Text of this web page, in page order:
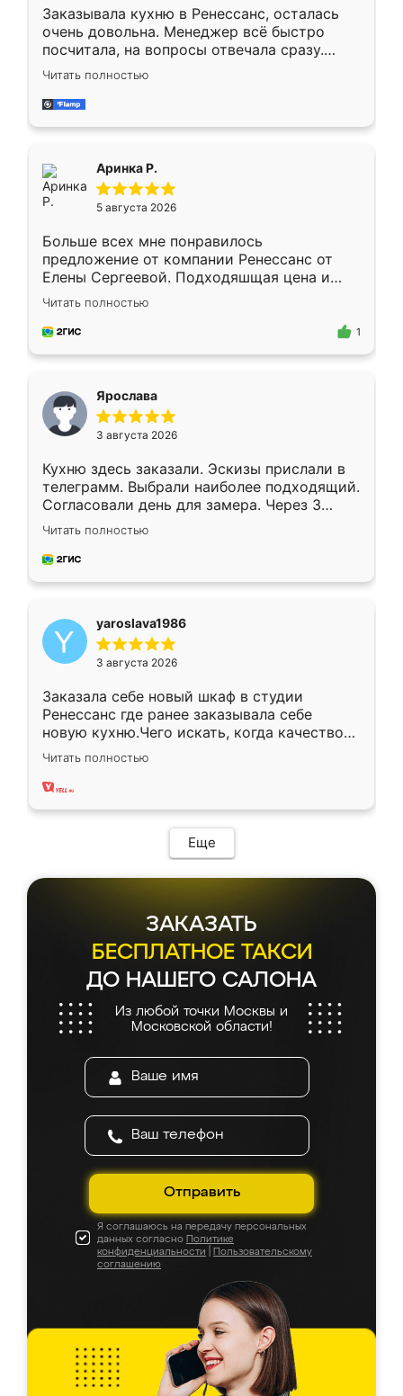
Заказывала кухню в Ренессанс, осталась
очень довольна. Менеджер всё быстро
посчитала, на вопросы отвечала сразу.
Замерщик приехал в субботу, подошёл к
делу со всей ответственностью. Собрали
за день, ребята работали аккуратно, даже
Читать полностью
Аринка Р.
5 августа 2026
Больше всех мне понравилось
предложение от компании Ренессанс от
Елены Сергеевой. Подходяшщая цена и
короткие сроки изготовления. Приехавший
для замера сотрудник Владислав
предложил по моему эскизу самый
Читать полностью
1
Ярослава
3 августа 2026
Кухню здесь заказали. Эскизы прислали в
телеграмм. Выбрали наиболее подходящий.
Согласовали день для замера. Через 3
недели кухня была уже готова. Остались
довольны работой. Спасибо Ренессанс
мебель за качественную работу!
Читать полностью
yaroslava1986
3 августа 2026
Заказала себе новый шкаф в студии
Ренессанс где ранее заказывала себе
новую кухню.Чего искать, когда качеством
вполне довольна. Служит кухня уже почти
два года, нареканий нет.
Читать полностью
Еще
ЗАКАЗАТЬ
БЕСПЛАТНОЕ ТАКСИ
ДО НАШЕГО САЛОНА
Из любой точки Москвы и
Московской области!
Отправить
Я соглашаюсь на передачу персональных
данных согласно Политике
конфиденциальности
Пользовательскому
соглашению